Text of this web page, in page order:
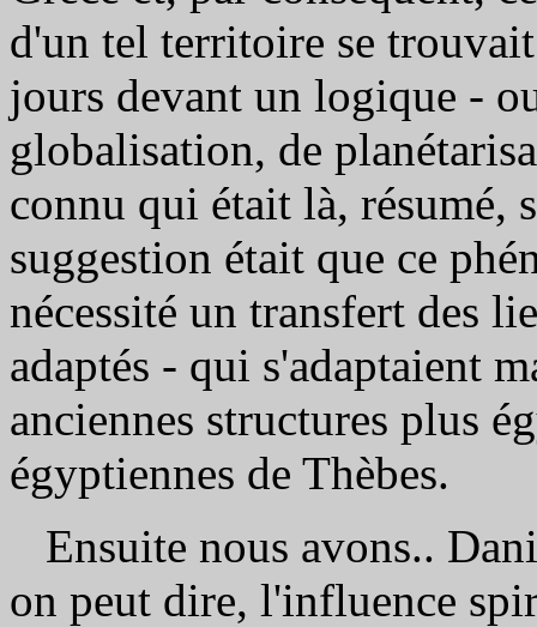
d'un tel territoire se
jours devant un logique -
globalisation, de
connu qui était là, résumé,
suggestion était que ce
nécessité un transfert des
adaptés - qui s'adaptaient
anciennes structures plus
égyptiennes de Thèbes.
Ensuite nous avons..
on peut dire, l'influence